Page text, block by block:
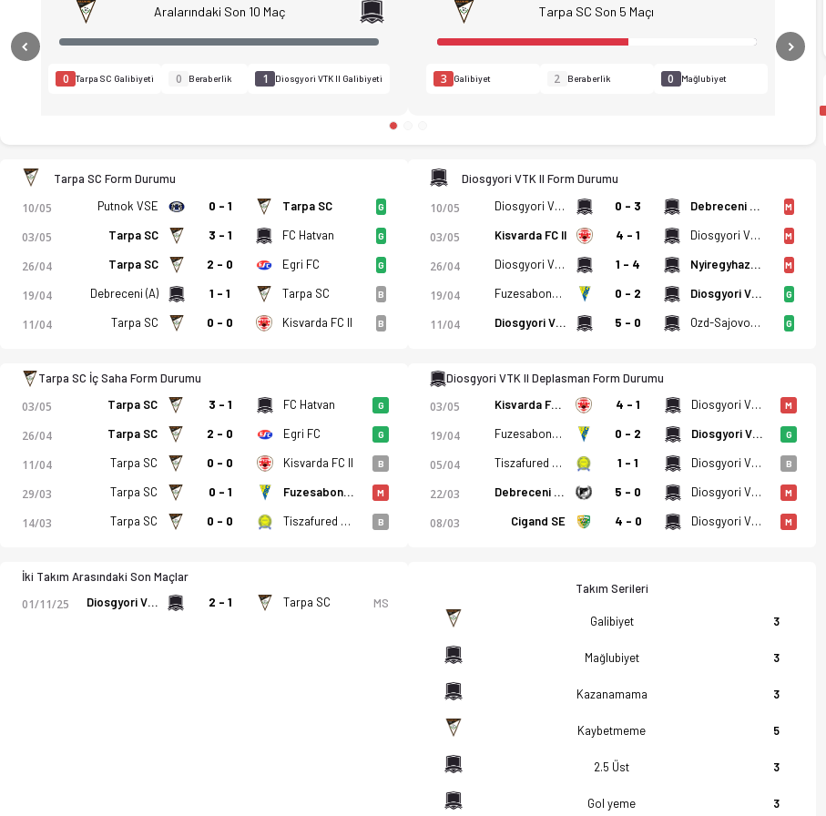
Tarpa SC - Diosgyori VTK II 2-1 bitti. Gol anları, kadro, istatistikler, puan durumu ve iddaa oranları Ofsayt'ta. (17.05.2026)
Aralarındaki Son 10 Maç
0 Tarpa SC Galibiyeti 0 Beraberlik 1 Diosgyori VTK II Galibiyeti
Tarpa SC Son 5 Maçı
3 Galibiyet 2 Beraberlik 0 Mağlubiyet
Previous Next
Tarpa SC Form Durumu
10/05 Putnok VSE 0 - 1 Tarpa SC G
03/05 Tarpa SC 3 - 1 FC Hatvan G
26/04 Tarpa SC 2 - 0 Egri FC G
19/04 Debreceni (A) 1 - 1 Tarpa SC B
11/04 Tarpa SC 0 - 0 Kisvarda FC II B
Diosgyori VTK II Form Durumu
10/05 Diosgyori VTK II 0 - 3 Debreceni (A) M
03/05 Kisvarda FC II 4 - 1 Diosgyori VTK II M
26/04 Diosgyori VTK II 1 - 4 Nyiregyhaza Spartacus FC II M
19/04 Fuzesabony SC Eross Ut 0 - 2 Diosgyori VTK II G
11/04 Diosgyori VTK II 5 - 0 Ozd-Sajovolgye G
Tarpa SC İç Saha Form Durumu
03/05 Tarpa SC 3 - 1 FC Hatvan G
26/04 Tarpa SC 2 - 0 Egri FC G
11/04 Tarpa SC 0 - 0 Kisvarda FC II B
29/03 Tarpa SC 0 - 1 Fuzesabony SC Eross Ut M
14/03 Tarpa SC 0 - 0 Tiszafured Vse B
Diosgyori VTK II Deplasman Form Durumu
03/05 Kisvarda FC II 4 - 1 Diosgyori VTK II M
19/04 Fuzesabony SC Eross Ut 0 - 2 Diosgyori VTK II G
05/04 Tiszafured Vse 1 - 1 Diosgyori VTK II B
22/03 Debreceni Eac 5 - 0 Diosgyori VTK II M
08/03 Cigand SE 4 - 0 Diosgyori VTK II M
İki Takım Arasındaki Son Maçlar
01/11/25 Diosgyori VTK II 2 - 1 Tarpa SC MS
Takım Serileri
Galibiyet 3
Mağlubiyet 3
Kazanamama 3
Kaybetmeme 5
2.5 Üst 3
Gol yeme 3